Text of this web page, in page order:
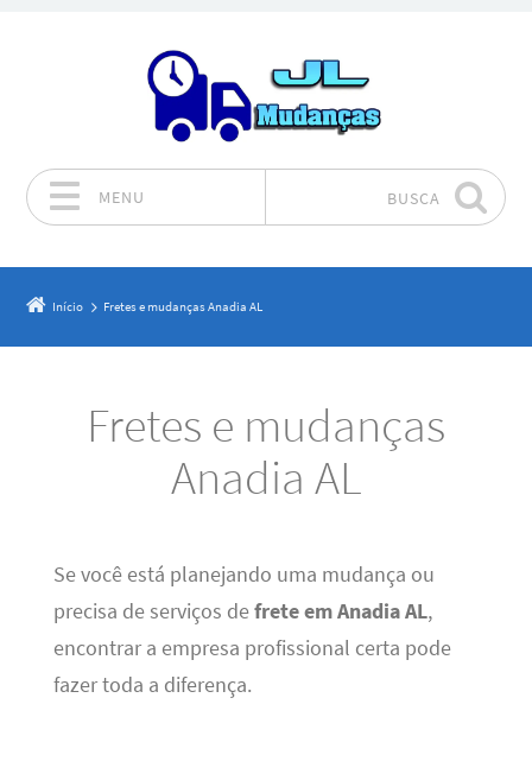
MENU BUSCA
Início Fretes e mudanças Anadia AL
Fretes e mudanças
Anadia AL
Se você está planejando uma mudança ou
precisa de serviços defrete em Anadia AL,
encontrar a empresa profissional certa pode
fazer toda a diferença.